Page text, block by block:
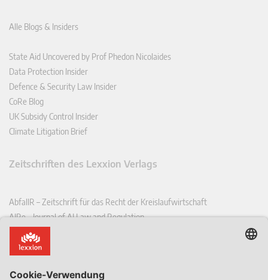
Alle Blogs & Insiders
State Aid Uncovered by Prof Phedon Nicolaides
Data Protection Insider
Defence & Security Law Insider
CoRe Blog
UK Subsidy Control Insider
Climate Litigation Brief
Zeitschriften des Lexxion Verlags
AbfallR – Zeitschrift für das Recht der Kreislaufwirtschaft
AIRe – Journal of AI Law and Regulation
CCLR – Carbon & Climate Law Review
CoRe – European Competition and Regulatory Law Review
EDSeQ – European Defence & Security Law & Policy Quarterly